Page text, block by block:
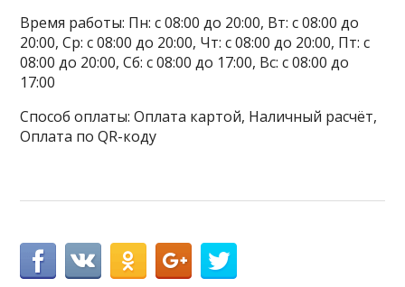
Время работы: Пн: с 08:00 до 20:00, Вт: с 08:00 до
20:00, Ср: с 08:00 до 20:00, Чт: с 08:00 до 20:00, Пт: с
08:00 до 20:00, Сб: с 08:00 до 17:00, Вс: с 08:00 до
17:00
Способ оплаты: Оплата картой, Наличный расчёт,
Оплата по QR-коду